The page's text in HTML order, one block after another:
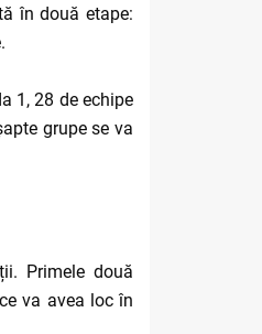
în două etape:
1, 28 de echipe
grupe se va
Primele două
va avea loc în